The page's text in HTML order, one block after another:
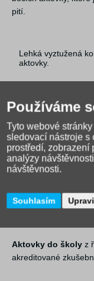
pití.
Lehká vyztužená
aktovky.
Objem aktovky je
Nosnost 6 kg.
Tělo aktovky je
Aktovky do školy z
akreditované
Používáme
Tyto webové
sledovací nástroje s
prostředí, zobrazení
analýzy
návštěvnosti.
Souhlasím